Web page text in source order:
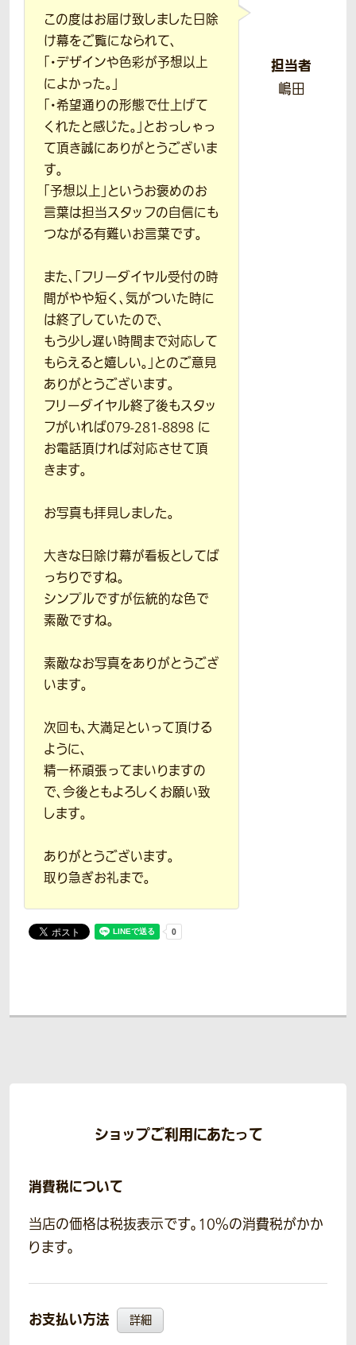
この度はお届け致しました日除
け幕をご覧になられて、
「・デザインや色彩が予想以上
によかった。」
「・希望通りの形態で仕上げて
くれたと感じた。」とおっしゃっ
て頂き誠にありがとうございま
す。
「予想以上」というお褒めのお
言葉は担当スタッフの自信にも
つながる有難いお言葉です。
また、「フリーダイヤル受付の時
間がやや短く、気がついた時に
は終了していたので、
もう少し遅い時間まで対応して
もらえると嬉しい。」とのご意見
ありがとうございます。
フリーダイヤル終了後もスタッ
フがいれば079-281-8898 に
お電話頂ければ対応させて頂
きます。
お写真も拝見しました。
大きな日除け幕が看板としてば
っちりですね。
シンプルですが伝統的な色で
素敵ですね。
素敵なお写真をありがとうござ
います。
次回も、大満足といって頂ける
ように、
精一杯頑張ってまいりますの
で、今後ともよろしくお願い致
します。
ありがとうございます。
取り急ぎお礼まで。
担当者
嶋田
ショップご利用にあたって
消費税について
当店の価格は税抜表示です。10％の消費税がかか
ります。
お支払い方法 詳細